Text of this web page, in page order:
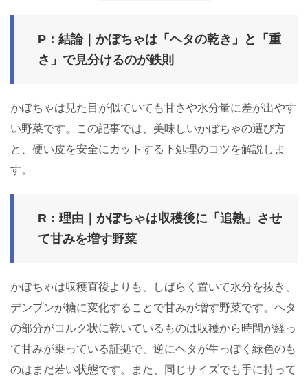
P：結論｜かぼちゃは「ヘタの乾き」と「重
さ」で見分けるのが鉄則
かぼちゃは見た目が似ていても甘さや水分量に差が出やす
い野菜です。この記事では、美味しいかぼちゃの選び方
と、硬い皮を安全にカットする下処理のコツを解説しま
す。
R：理由｜かぼちゃは収穫後に「追熟」させ
て甘みを増す野菜
かぼちゃは収穫直後よりも、しばらく置いて水分を抜き、
デンプンが糖に変化することで甘みが増す野菜です。ヘタ
の部分がコルク状に乾いているものは収穫から時間が経っ
て甘みが乗っている証拠で、逆にヘタが生っぽく緑色のも
のはまだ若い状態です。また、同じサイズでも手に持って